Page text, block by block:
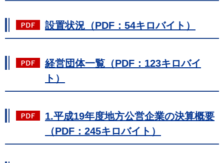
設置状況（PDF：54キロバイト）
経営団体一覧（PDF：123キロバイ
ト）
1.平成19年度地方公営企業の決算概要
（PDF：245キロバイト）